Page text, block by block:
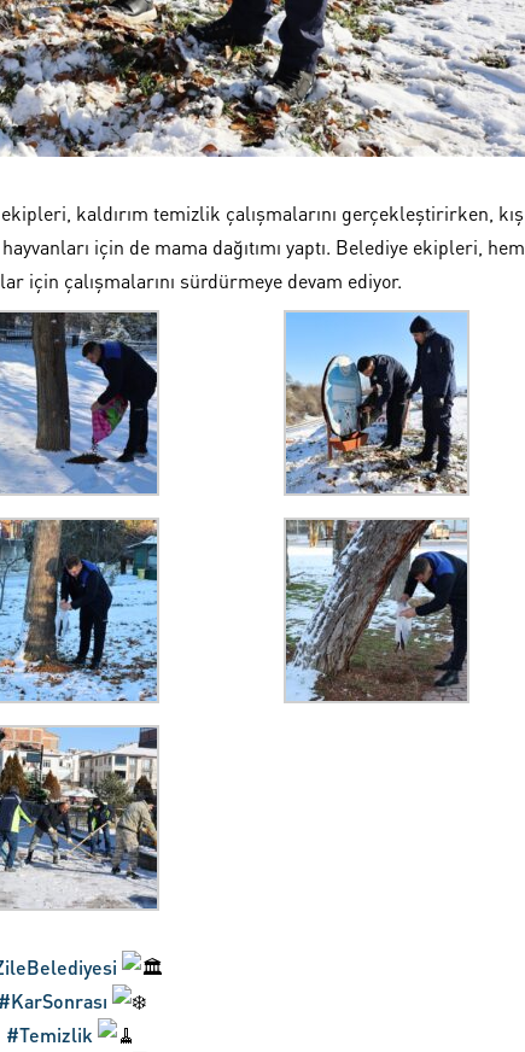
kaldırım temizlik çalışmalarını gerçekleştirirken, kış
için de mama dağıtımı yaptı. Belediye ekipleri, hem
için çalışmalarını sürdürmeye devam ediyor.
#Temizlik